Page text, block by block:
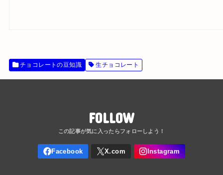
チョコレートの豆知識 生チョコレート
FOLLOW